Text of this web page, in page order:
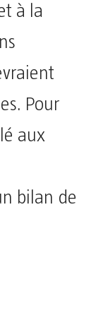
à la
Pour
aux
bilan de